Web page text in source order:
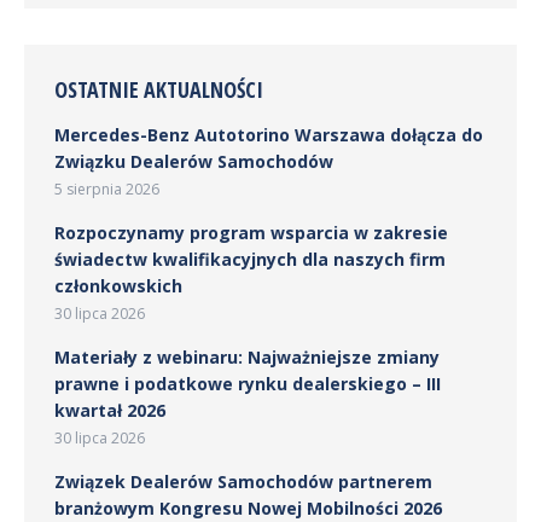
OSTATNIE AKTUALNOŚCI
Mercedes-Benz Autotorino Warszawa dołącza do
Związku Dealerów Samochodów
5 sierpnia 2026
Rozpoczynamy program wsparcia w zakresie
świadectw kwalifikacyjnych dla naszych firm
członkowskich
30 lipca 2026
Materiały z webinaru: Najważniejsze zmiany
prawne i podatkowe rynku dealerskiego – III
kwartał 2026
30 lipca 2026
Związek Dealerów Samochodów partnerem
branżowym Kongresu Nowej Mobilności 2026